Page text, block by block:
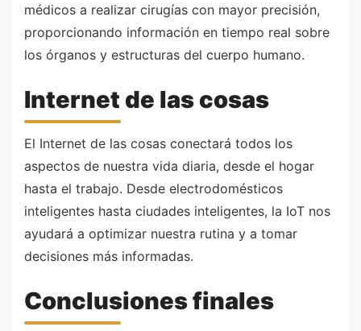
médicos a realizar cirugías con mayor precisión,
proporcionando información en tiempo real sobre
los órganos y estructuras del cuerpo humano.
Internet de las cosas
El Internet de las cosas conectará todos los
aspectos de nuestra vida diaria, desde el hogar
hasta el trabajo. Desde electrodomésticos
inteligentes hasta ciudades inteligentes, la IoT nos
ayudará a optimizar nuestra rutina y a tomar
decisiones más informadas.
Conclusiones finales